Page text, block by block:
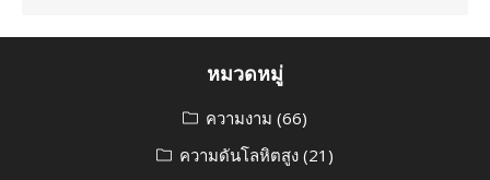
หมวดหมู่
ความงาม (66)
ความดันโลหิตสูง (21)